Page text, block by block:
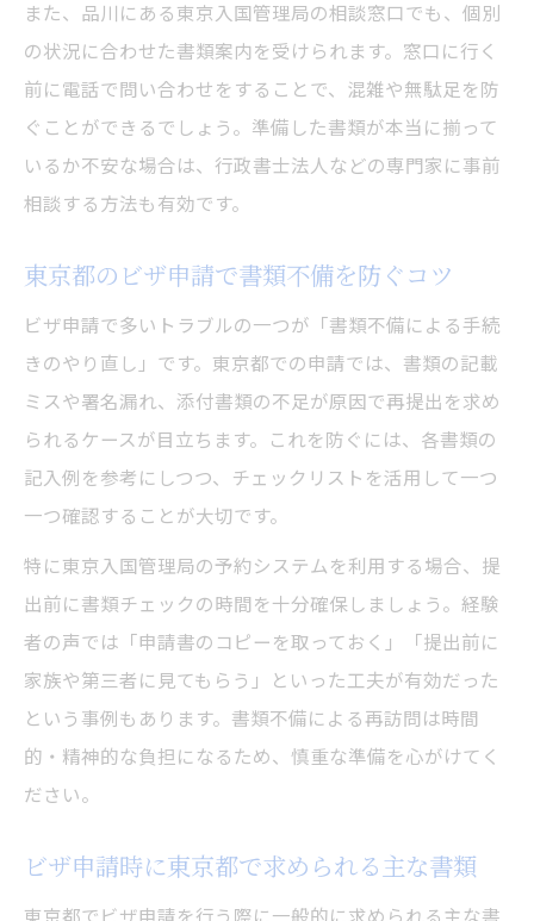
また、品川にある東京入国管理局の相談窓口でも、個別
の状況に合わせた書類案内を受けられます。窓口に行く
前に電話で問い合わせをすることで、混雑や無駄足を防
ぐことができるでしょう。準備した書類が本当に揃って
いるか不安な場合は、行政書士法人などの専門家に事前
相談する方法も有効です。
東京都のビザ申請で書類不備を防ぐコツ
ビザ申請で多いトラブルの一つが「書類不備による手続
きのやり直し」です。東京都での申請では、書類の記載
ミスや署名漏れ、添付書類の不足が原因で再提出を求め
られるケースが目立ちます。これを防ぐには、各書類の
記入例を参考にしつつ、チェックリストを活用して一つ
一つ確認することが大切です。
特に東京入国管理局の予約システムを利用する場合、提
出前に書類チェックの時間を十分確保しましょう。経験
者の声では「申請書のコピーを取っておく」「提出前に
家族や第三者に見てもらう」といった工夫が有効だった
という事例もあります。書類不備による再訪問は時間
的・精神的な負担になるため、慎重な準備を心がけてく
ださい。
ビザ申請時に東京都で求められる主な書類
東京都でビザ申請を行う際に一般的に求められる主な書